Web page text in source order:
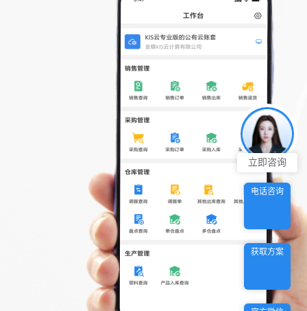
立即咨询
电话咨询
获取方案